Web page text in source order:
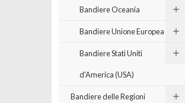
Bandiere Oceania
Bandiere Unione Europea
Bandiere Stati Uniti
d'America (USA)
Bandiere delle Regioni